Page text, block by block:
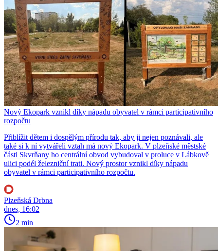
Nový Ekopark vznikl díky nápadu obyvatel v rámci participativního
rozpočtu
Přiblížit dětem i dospělým přírodu tak, aby ji nejen poznávali, ale
také si k ní vytvářeli vztah má nový Ekopark. V plzeňské městské
části Skvrňany ho centrální obvod vybudoval v proluce v Lábkově
ulici podél železniční trati. Nový prostor vznikl díky nápadu
obyvatel v rámci participativního rozpočtu.
Plzeňská Drbna
dnes, 16:02
2 min